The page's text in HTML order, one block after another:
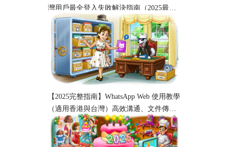
灣用戶最全登入失敗解決指南（2025最
新）
【2025完整指南】WhatsApp Web 使用教學
（適用香港與台灣）高效溝通、文件傳輸
與工作協作必備！